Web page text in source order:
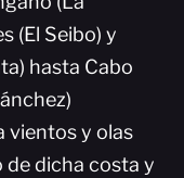
(El Seibo) y
hasta Cabo
vientos y olas
de dicha costa y